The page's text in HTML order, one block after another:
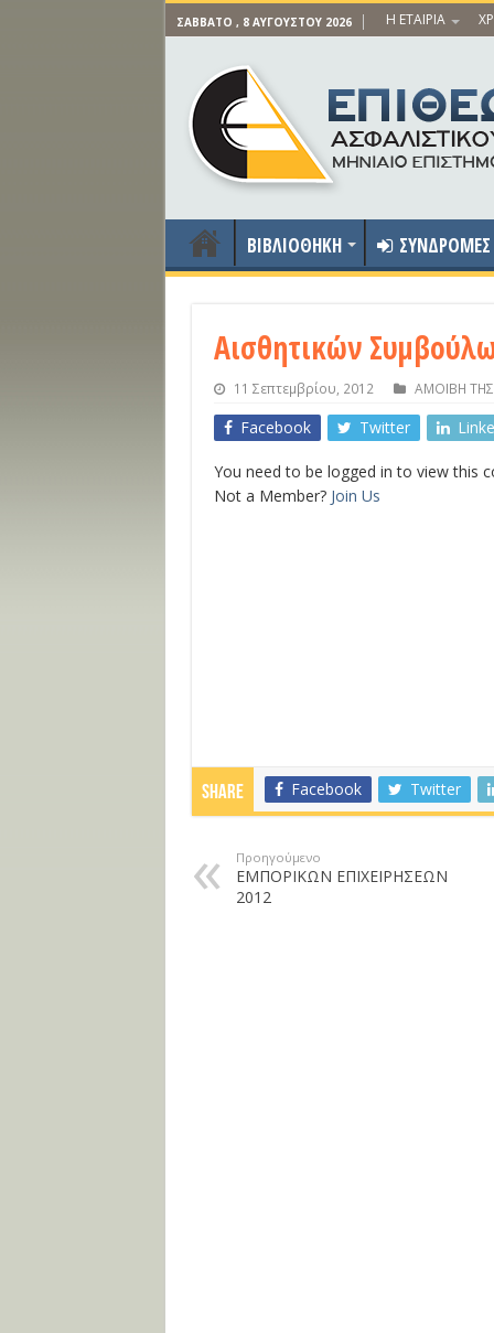
ΣΆΒΒΑΤΟ , 8 ΑΥΓΟΎΣΤΟΥ 2026 Η ΕΤΑΙΡΙΑ
ΒΙΒΛΙΟΘΗΚΗ ΣΥΝΔΡΟΜΕΣ
Αισθητικών
11 Σεπτεμβρίου, 2012 ΑΜΟΙΒΗ ΤΗΣ
Facebook Twitter
You need to be logged in to view this
Not a Member? Join Us
Share Facebook Twitter
Προηγούμενο
ΕΜΠΟΡΙΚΩΝ ΕΠΙΧΕΙΡΗΣΕΩΝ
2012